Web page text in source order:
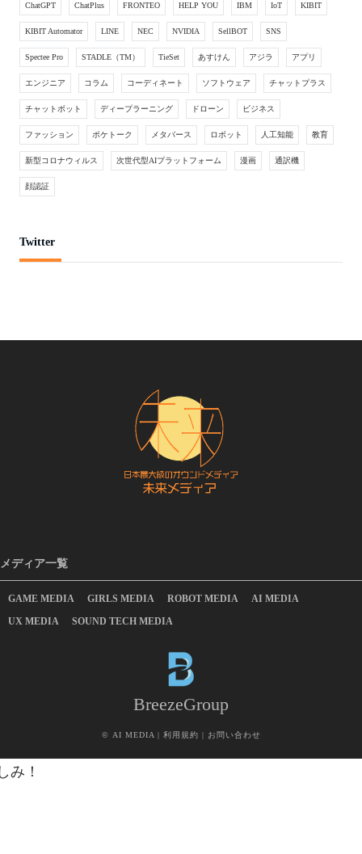
ChatGPT ChatPlus FRONTEO HELP YOU IBM IoT KIBIT
KIBIT Automator LINE NEC NVIDIA SellBOT SNS
Spectee Pro STADLE（TM） TieSet あすけん アジラ アプリ
エンジニア コラム コーディネート ソフトウェア チャットプラス
チャットボット ディープラーニング ドローン ビジネス
ファッション ポケトーク メタバース ロボット 人工知能 教育
新型コロナウィルス 次世代型AIプラットフォーム 漫画 通訳機
顔認証
Twitter
メディア一覧
GAME MEDIA GIRLS MEDIA ROBOT MEDIA
AI MEDIA
UX MEDIA
SOUND TECH MEDIA
BreezeGroup
© AI MEDIA| 利用規約 お問い合わせ
み！